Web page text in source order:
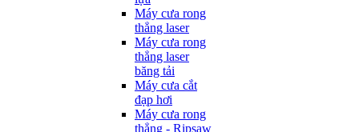
Máy cưa rong
thẳng laser
Máy cưa rong
thẳng laser
băng tải
Máy cưa cắt
đạp hơi
Máy cưa rong
thẳng - Ripsaw